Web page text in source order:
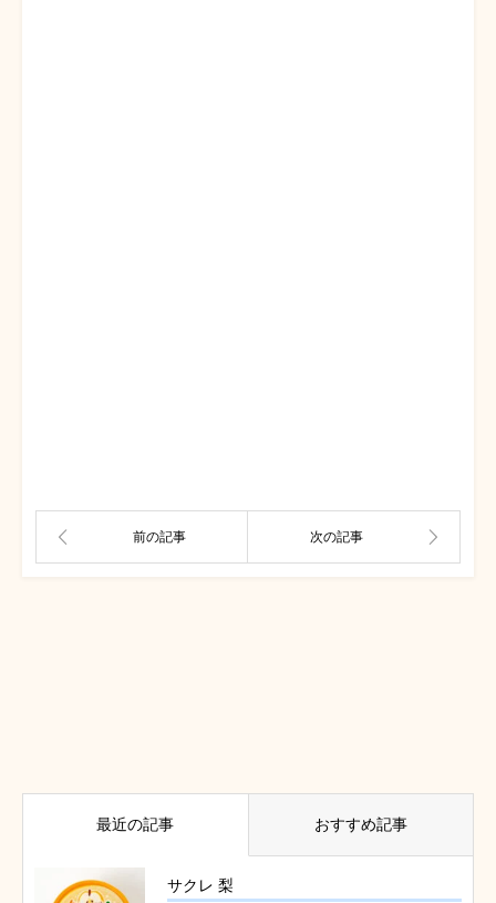
最近の記事 おすすめ記事
サクレ 梨